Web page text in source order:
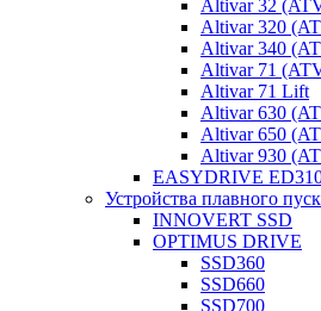
Altivar 32
Altivar 320
Altivar 340
Altivar 71
Altivar 71 Lift
Altivar 630
Altivar 650
Altivar 930
EASYDRIVE
Устройства плавного
INNOVERT SSD
OPTIMUS DRIVE
SSD360
SSD660
SSD700